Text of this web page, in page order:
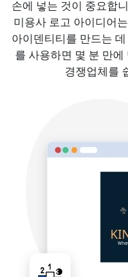
손에 넣는 것이 중요합
미용사 로고 아이디어
아이덴티티를 만드는
를 사용하면 몇 분 만
경쟁업체를